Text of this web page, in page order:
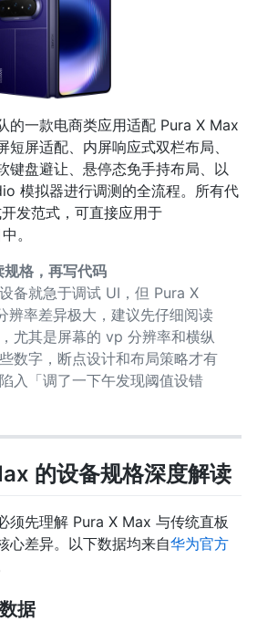
的一款电商类应用适配 Pura X Max
短屏适配、内屏响应式双栏布局、
键盘避让、悬停态免手持布局、以
模拟器进行调测的全流程。所有代
发范式，可直接应用于
。
格，再写代码
备就急于调试 UI，但 Pura X
辨率差异极大，建议先仔细阅读
，尤其是屏幕的 vp 分辨率和横纵
数字，断点设计和布局策略才有
入「调了一下午发现阈值设错
的设备规格深度解读
须先理解 Pura X Max 与传统直板
心差异。以下数据均来自华为官方
据